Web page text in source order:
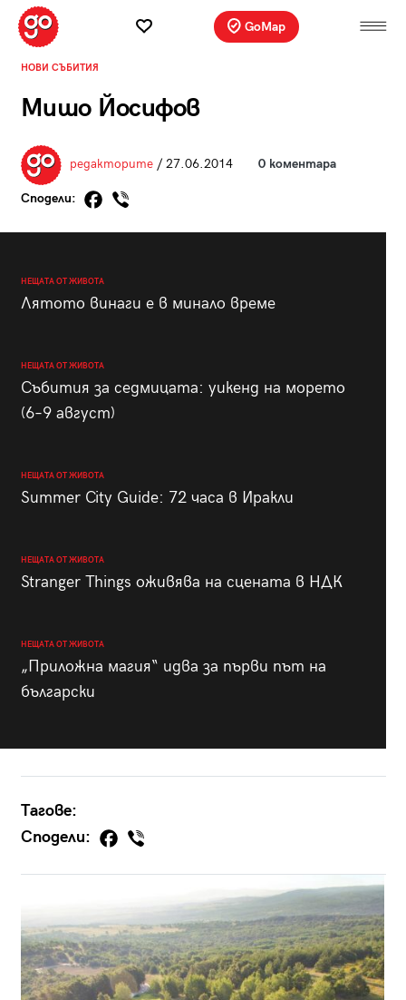
GoMap
НОВИ СЪБИТИЯ
Мишо Йосифов
редакторите/ 27.06.2014 0 коментара
Сподели:
НЕЩАТА ОТ ЖИВОТА
Лятото винаги е в минало време
НЕЩАТА ОТ ЖИВОТА
Събития за седмицата: уикенд на морето
(6–9 август)
НЕЩАТА ОТ ЖИВОТА
Summer City Guide: 72 часа в Иракли
НЕЩАТА ОТ ЖИВОТА
Stranger Things оживява на сцената в НДК
НЕЩАТА ОТ ЖИВОТА
„Приложна магия“ идва за първи път на
български
Тагове:
Сподели: